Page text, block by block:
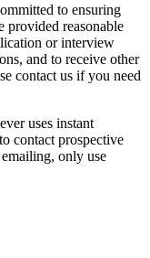
to ensuring
provided reasonable
or interview
and to receive other
contact us if you need
uses instant
contact prospective
only use